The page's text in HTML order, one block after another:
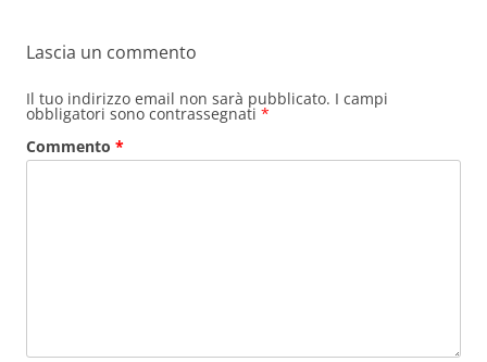
Lascia un commento
Il tuo indirizzo email non sarà pubblicato. I campi
obbligatori sono contrassegnati *
Commento *